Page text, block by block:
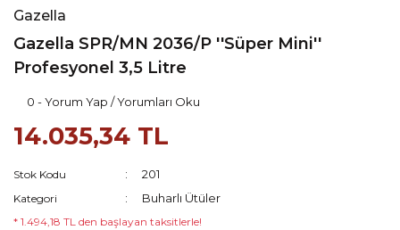
Gazella
Gazella SPR/MN 2036/P ''Süper Mini''
Profesyonel 3,5 Litre
0 - Yorum Yap / Yorumları Oku
14.035,34 TL
Stok Kodu 201
Kategori Buharlı Ütüler
* 1.494,18 TL den başlayan taksitlerle!